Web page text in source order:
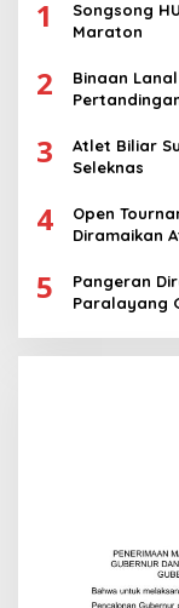
1
Songsong
Maraton
2
Binaan
3
Atlet Biliar
Seleknas
4
Open
Diramaikan
5
Pangeran
Paralayang